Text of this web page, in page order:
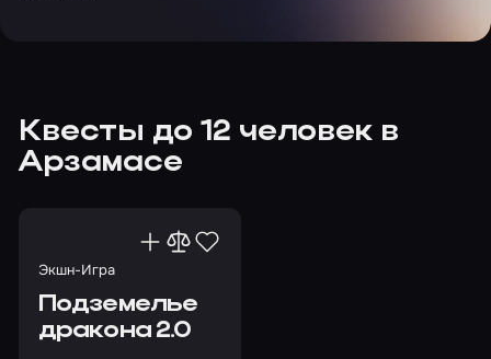
Квесты до 12 человек в
Арзамасе
Экшн-Игра
Подземелье
дракона 2.0